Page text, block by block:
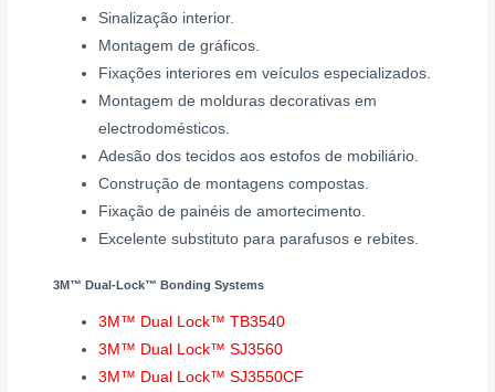
Sinalização interior.
Montagem de gráficos.
Fixações interiores em veículos especializados.
Montagem de molduras decorativas em
electrodomésticos.
Adesão dos tecidos aos estofos de mobiliário.
Construção de montagens compostas.
Fixação de painéis de amortecimento.
Excelente substituto para parafusos e rebites.
3M™ Dual-Lock™ Bonding Systems
3M™ Dual Lock™ TB3540
3M™ Dual Lock™ SJ3560
3M™ Dual Lock™ SJ3550CF